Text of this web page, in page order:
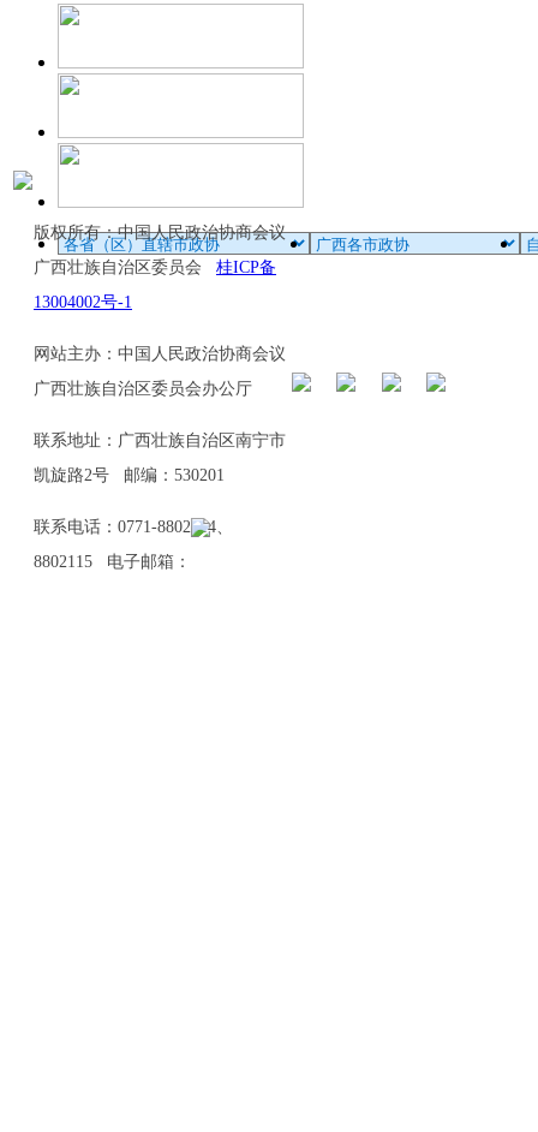
版权所有：中国人民政治协商会议
广西壮族自治区委员会 桂ICP备
13004002号-1
网站主办：中国人民政治协商会议
广西壮族自治区委员会办公厅
联系地址：广西壮族自治区南宁市
凯旋路2号 邮编：530201
联系电话：0771-8802114、
8802115 电子邮箱：